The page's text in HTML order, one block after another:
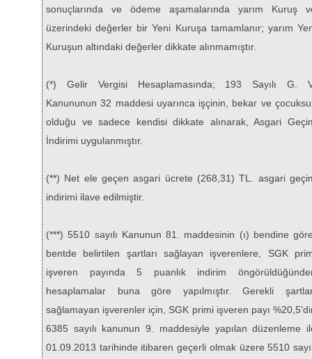
sonuçlarında ve ödeme aşamalarında yarım Kuruş
üzerindeki değerler bir Yeni Kuruşa tamamlanır; yarım
Kuruşun altındaki değerler dikkate alınmamıştır.
(*) Gelir Vergisi Hesaplamasında; 193 Sayılı G.
Kanununun 32 maddesi uyarınca işçinin, bekar ve
olduğu ve sadece kendisi dikkate alınarak, Asgari
İndirimi uygulanmıştır.
(**) Net ele geçen asgari ücrete (268,31) TL. asgari
indirimi ilave edilmiştir.
(***) 5510 sayılı Kanunun 81. maddesinin (ı) bendine
bentde belirtilen şartları sağlayan işverenlere, SGK
işveren payında 5 puanlık indirim
hesaplamalar buna göre yapılmıştır. Gerekli
sağlamayan işverenler için, SGK primi işveren payı
6385 sayılı kanunun 9. maddesiyle yapılan düzenleme
01.09.2013 tarihinde itibaren geçerli olmak üzere 5510